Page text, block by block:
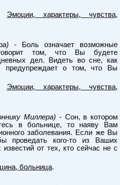
Эмоции, характеры, чувства,
- Боль означает возможные
том, что Вы будете
дел. Видеть во сне, как
предупреждает о том, что Вы
Эмоции, характеры, чувства,
Миллера) - Сон, в котором
в больнице, то наяву Вам
заболевания. Если же Вы
проведать кого-то из Ваших
от тех, кто сейчас не с
больница.